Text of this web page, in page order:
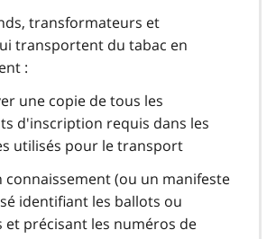
transformateurs et
transportent du tabac en
:
une copie de tous les
d'inscription requis dans les
utilisés pour le transport
connaissement (ou un manifeste
identifiant les ballots ou
et précisant les numéros de